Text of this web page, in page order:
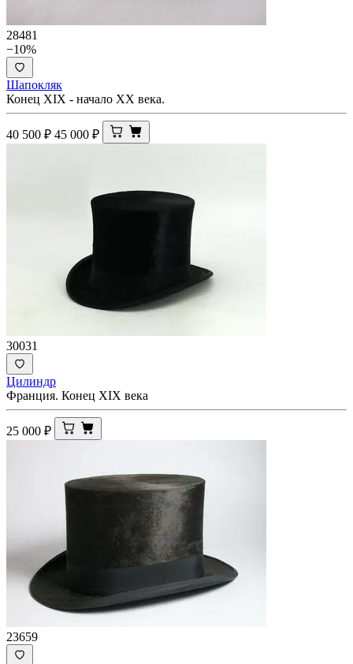
28481
−10%
Шапокляк
Конец XIX - начало ХХ века.
40 500 ₽ 45 000 ₽
30031
Цилиндр
Франция. Конец ХIХ века
25 000 ₽
23659